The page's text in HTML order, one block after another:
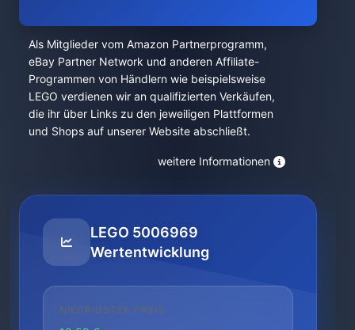
Als Mitglieder vom Amazon Partnerprogramm,
eBay Partner Network und anderen Affiliate-
Programmen von Händlern wie beispielsweise
LEGO verdienen wir an qualifizierten Verkäufen,
die ihr über Links zu den jeweiligen Plattformen
und Shops auf unserer Website abschließt.
weitere Informationen
LEGO 5006969
Wertentwicklung
NIEDRIGSTER PREIS